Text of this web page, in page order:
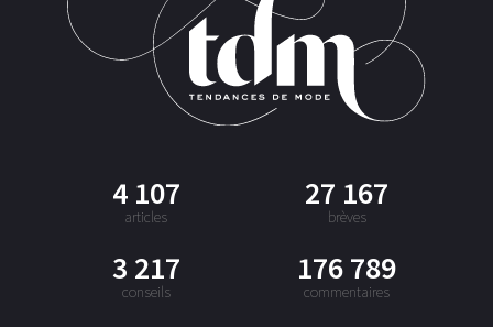
4 107
articles
27 167
brèves
3 217
conseils
176 789
commentaires